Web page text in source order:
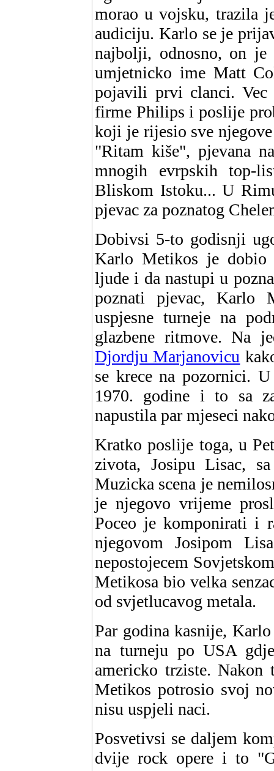
morao u vojsku, trazila
audiciju. Karlo se je
najbolji, odnosno, on je
umjetnicko ime Matt
pojavili prvi clanci. Vec
firme Philips i poslije
koji je rijesio sve
"Ritam kiše", pjevana
mnogih evrpskih top-
Bliskom Istoku... U
pjevac za poznatog
Dobivsi 5-to godisnji
Karlo Metikos je dobio
ljude i da nastupi u
poznati pjevac, Karlo
uspjesne turneje na
glazbene ritmove. Na
Djordju Marjanovicu
se krece na pozornici.
1970. godine i to sa
napustila par mjeseci
Kratko poslije toga, u
zivota, Josipu Lisac,
Muzicka scena je
je njegovo vrijeme
Poceo je komponirati i
njegovom Josipom
nepostojecem
Metikosa bio velka
od svjetlucavog metala.
Par godina kasnije,
na turneju po USA
americko trziste.
Metikos potrosio svoj
nisu uspjeli naci.
Posvetivsi se daljem
dvije rock opere i to